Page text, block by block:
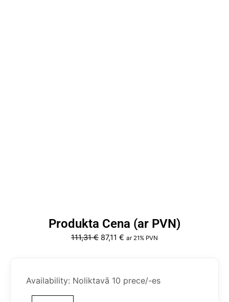
Produkta Cena (ar PVN)
111,31€ Original
87,11 € Current
ar 21% PVN
Availability: Noliktavā 10 prece/-es
pludmales